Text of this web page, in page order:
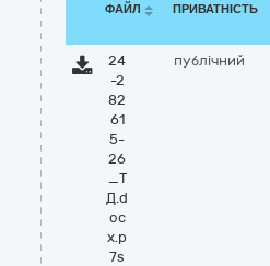
ФАЙЛ ПРИВАТНІСТЬ
24
-2
82
61
5-
26
_Т
Д.d
oc
x.p
7s
публічний